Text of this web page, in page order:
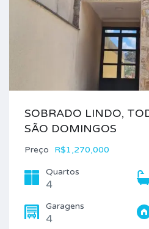
SOBRADO LINDO,
SÃO DOMINGOS
Preço R$1,270,000
Quartos
4
Garagens
4